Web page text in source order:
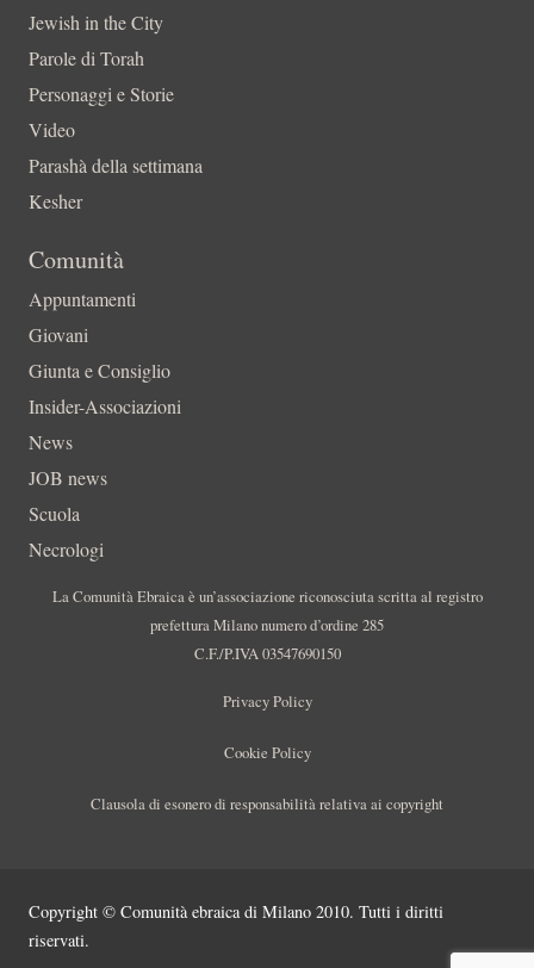
Jewish in the City
Parole di Torah
Personaggi e Storie
Video
Parashà della settimana
Kesher
Comunità
Appuntamenti
Giovani
Giunta e Consiglio
Insider-Associazioni
News
JOB news
Scuola
Necrologi
La Comunità Ebraica è un’associazione riconosciuta scritta al registro
prefettura Milano numero d’ordine 285
C.F./P.IVA 03547690150
Privacy Policy
Cookie Policy
Clausola di esonero di responsabilità relativa ai copyright
Copyright © Comunità ebraica di Milano 2010. Tutti i diritti
riservati.